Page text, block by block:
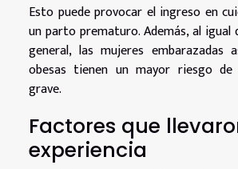
Esto puede provocar el ingreso en
un parto prematuro. Además, al igual
general, las mujeres embarazadas
obesas tienen un mayor riesgo de
grave.
Factores que
experiencia